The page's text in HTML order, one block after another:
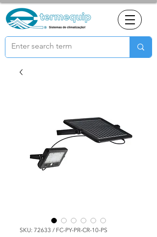
SKU: 72633 / FC-PY-PR-CR-10-PS